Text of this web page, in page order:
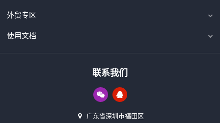
外贸专区
使用文档
联系我们
广东省深圳市福田区